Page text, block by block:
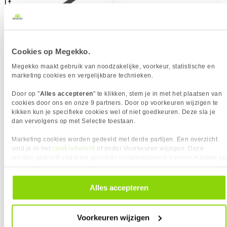
Cookies op Megekko.
Megekko maakt gebruik van noodzakelijke, voorkeur, statistische en
marketing cookies en vergelijkbare technieken.
Door op "Alles accepteren" te klikken, stem je in met het plaatsen van
cookies door ons en onze 9 partners. Door op voorkeuren wijzigen te
kikken kun je specifieke cookies wel of niet goedkeuren. Deze sla je
dan vervolgens op met Selectie toestaan.
Marketing cookies worden gedeeld met derde partijen. Een overzicht
vind je in het cookiebeleid of onder Voorkeuren wijzigen. Deze
andere websites. In onze cookievoorkeuren vind je een overzicht van
alle cookies. Je kunt je gegeven toestemming altijd intrekken, dit doe je
door in de footer van onze website te klikken op ‘Cookievoorkeuren’
Alles accepteren
Voorkeuren wijzigen
Hoofdtelefoon uit
Type aansluitplug
USB Power Delivery
✖︎
ERGONOMIE
Eigenschap Waarde
Bereik kantelhoek
-5 - 21°
Bevestigingsmogelijkheid
voor kabelslot
✓︎
Portretstand
✖︎
Hoogte verstelbaar
✖︎
✓︎
Schermdiameter in
60,5 cm
16,95
CLUB3D DisplayPort 1.4 HBR3 Cable
2m Male/Male 8K60Hz
95
Equip DisplayPort/DisplayPort 3.0m